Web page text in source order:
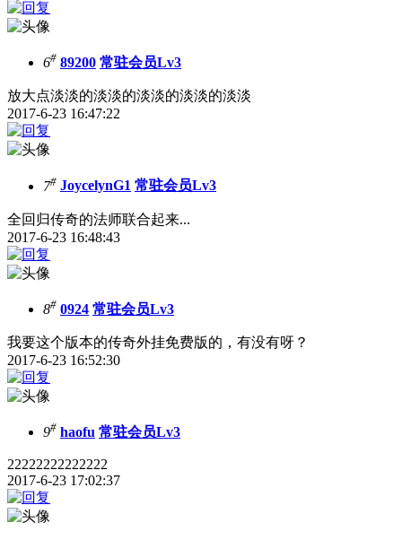
6# 89200 常驻会员Lv3
放大点淡淡的淡淡的淡淡的淡淡的淡淡
2017-6-23 16:47:22
7# JoycelynG1 常驻会员Lv3
全回归传奇的法师联合起来...
2017-6-23 16:48:43
8# 0924 常驻会员Lv3
我要这个版本的传奇外挂免费版的，有没有呀？
2017-6-23 16:52:30
9# haofu 常驻会员Lv3
22222222222222
2017-6-23 17:02:37